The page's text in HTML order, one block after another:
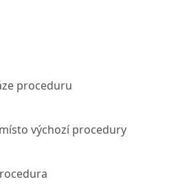
proceduru
výchozí procedury